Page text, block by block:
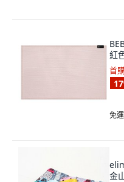
紅
首
17
免運
金